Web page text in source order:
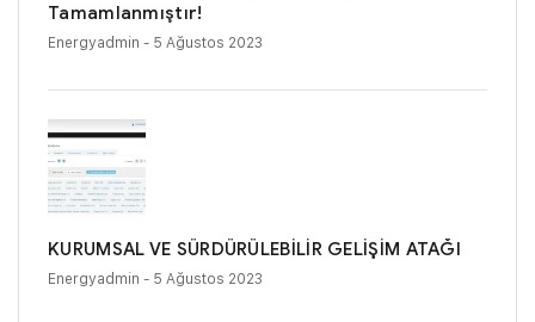
Tamamlanmıştır!
Energyadmin - 5 Ağustos 2023
KURUMSAL VE SÜRDÜRÜLEBİLİR GELİŞİM ATAĞI
Energyadmin - 5 Ağustos 2023